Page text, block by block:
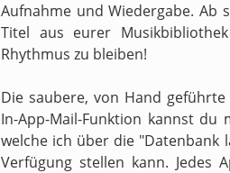
Aufnahme und Wiedergabe. Ab
Titel aus eurer
Rhythmus zu bleiben!
Die saubere, von Hand
In-App-Mail-Funktion kannst du
welche ich über die "Datenbank
Verfügung stellen kann. Jedes